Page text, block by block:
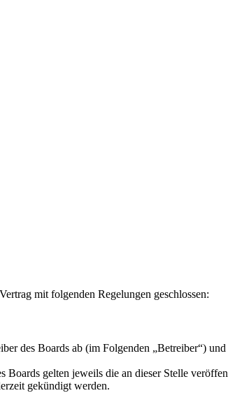
mit folgenden Regelungen geschlossen:
des Boards ab (im Folgenden „Betreiber“)
gelten jeweils die an dieser Stelle
gekündigt werden.